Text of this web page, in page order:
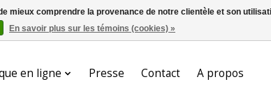
en ligne Presse Contact A propos
comprendre la provenance de notre clientèle et son
En savoir plus sur les témoins (cookies) »